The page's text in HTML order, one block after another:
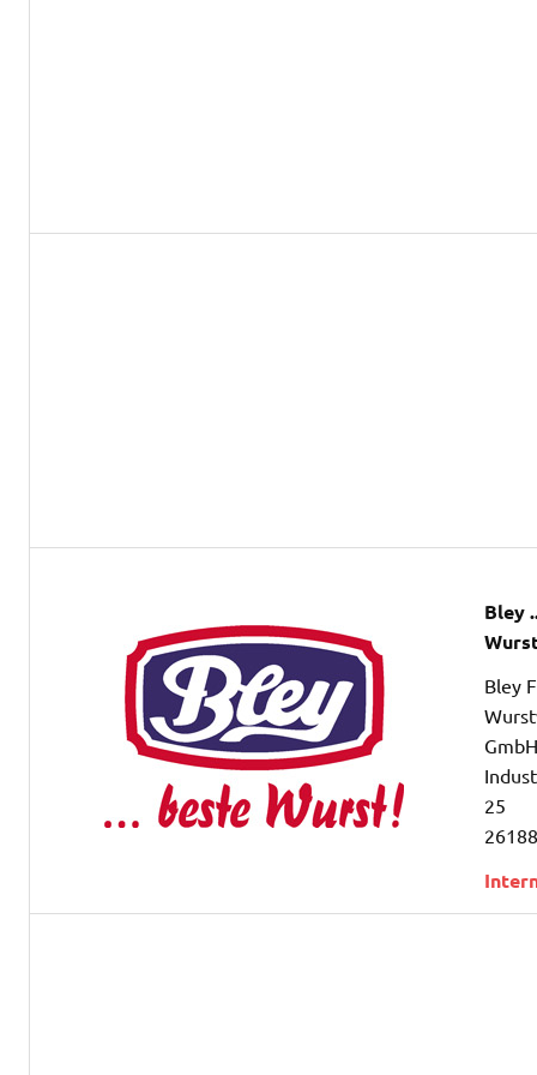
Bley
Bley
25